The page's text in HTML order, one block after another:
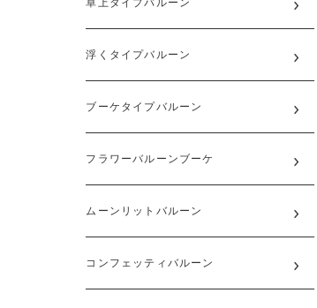
卓上タイプバルーン
浮くタイプバルーン
ブーケタイプバルーン
フラワーバルーンブーケ
ムーンリットバルーン
コンフェッティバルーン